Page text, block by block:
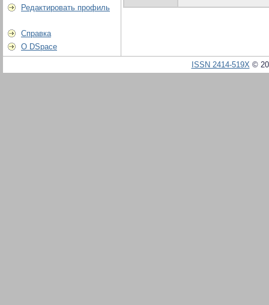
Редактировать профиль
Справка
О DSpace
ISSN 2414-519X©